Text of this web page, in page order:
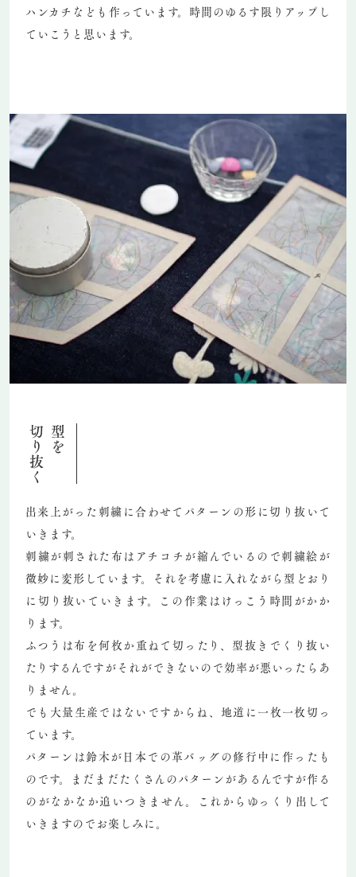
ハンカチなども作っています。時間のゆるす限りアップし
ていこうと思います。
型を
切り抜く
出来上がった刺繍に合わせてパターンの形に切り抜いて
いきます。
刺繍が刺された布はアチコチが縮んでいるので刺繍絵が
微妙に変形しています。それを考慮に入れながら型どおり
に切り抜いていきます。この作業はけっこう時間がかか
ります。
ふつうは布を何枚か重ねて切ったり、型抜きでくり抜い
たりするんですがそれができないので効率が悪いったらあ
りません。
でも大量生産ではないですからね、地道に一枚一枚切っ
ています。
パターンは鈴木が日本での革バッグの修行中に作ったも
のです。まだまだたくさんのパターンがあるんですが作る
のがなかなか追いつきません。これからゆっくり出して
いきますのでお楽しみに。